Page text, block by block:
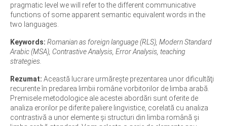
pragmatic level we will refer to the different communicative
functions of some apparent semantic equivalent words in the
two languages.
Keywords: Romanian as foreign language (RLS), Modern Standard
Arabic (MSA), Contrastive Analysis, Error Analysis, teaching
strategies.
Rezumat: Această lucrare urmăreşte prezentarea unor dificultăţi
recurente în predarea limbii române vorbitorilor de limba arabă.
Premisele metodologice ale acestei abordări sunt oferite de
analiza erorilor pe diferite paliere lingvistice, corelată cu analiza
contrastivă a unor elemente şi structuri din limba română şi